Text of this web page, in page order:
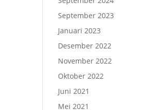
September 2023
Januari 2023
Desember 2022
November 2022
Oktober 2022
Juni 2021
Mei 2021